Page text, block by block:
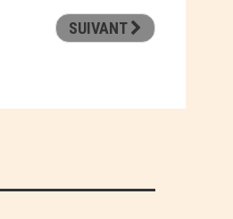
SUIVANT